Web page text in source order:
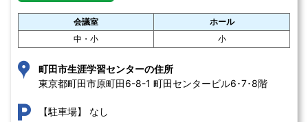
会議室
ホール
中・小
小
町田市生涯学習センターの住所
東京都町田市原町田6-8-1 町田センタービル6･7･8階
【駐車場】 なし